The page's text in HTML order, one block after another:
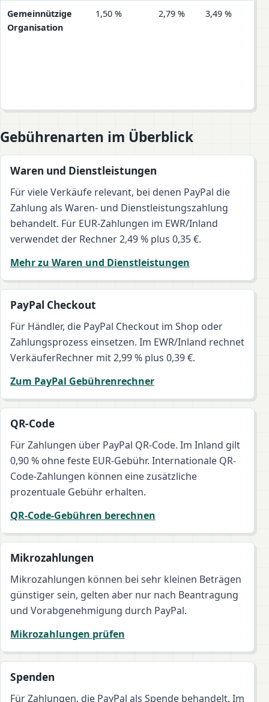
Gemeinnützige
Organisation
1,50 % 2,79 % 3,49 %
Gebührenarten im Überblick
Waren und Dienstleistungen
Für viele Verkäufe relevant, bei denen PayPal die
Zahlung als Waren- und Dienstleistungszahlung
behandelt. Für EUR-Zahlungen im EWR/Inland
verwendet der Rechner 2,49 % plus 0,35 €.
Mehr zu Waren und Dienstleistungen
PayPal Checkout
Für Händler, die PayPal Checkout im Shop oder
Zahlungsprozess einsetzen. Im EWR/Inland rechnet
VerkäuferRechner mit 2,99 % plus 0,39 €.
Zum PayPal Gebührenrechner
QR-Code
Für Zahlungen über PayPal QR-Code. Im Inland gilt
0,90 % ohne feste EUR-Gebühr. Internationale QR-
Code-Zahlungen können eine zusätzliche
prozentuale Gebühr erhalten.
QR-Code-Gebühren berechnen
Mikrozahlungen
Mikrozahlungen können bei sehr kleinen Beträgen
günstiger sein, gelten aber nur nach Beantragung
und Vorabgenehmigung durch PayPal.
Mikrozahlungen prüfen
Spenden
Für Zahlungen, die PayPal als Spende behandelt. Im